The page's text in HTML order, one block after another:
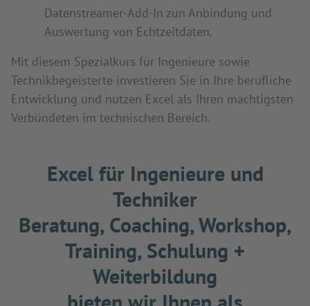
Datenstreamer-Add-In zun Anbindung und
Auswertung von Echtzeitdaten.
Mit diesem Spezialkurs für Ingenieure sowie
Technikbegeisterte investieren Sie in Ihre berufliche
Entwicklung und nutzen Excel als Ihren mächtigsten
Verbündeten im technischen Bereich.
Excel für Ingenieure und
Techniker
Beratung, Coaching, Workshop,
Training, Schulung +
Weiterbildung